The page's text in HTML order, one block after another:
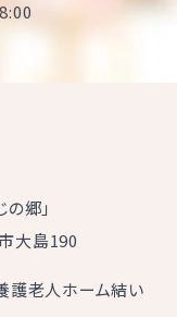
郷」
大島190